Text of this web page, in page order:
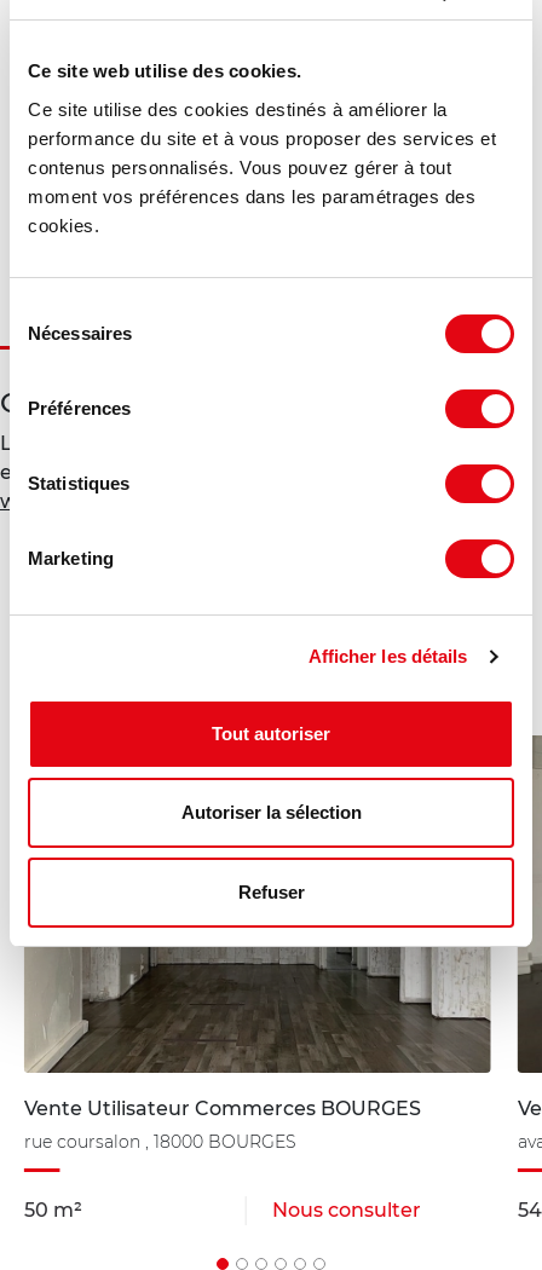
Ce site web utilise des cookies.
Ce site utilise des cookies destinés à améliorer la
performance du site et à vous proposer des services et
contenus personnalisés. Vous pouvez gérer à tout
moment vos préférences dans les paramétrages des
cookies.
Nécessaires
Préférences
Statistiques
Marketing
Afficher les détails
Tout autoriser
Autoriser la sélection
Refuser
Consommation énergétique :
Diagnostic en cours de réalisation
Gaz à effet de serre :
Géorisques
Les informations sur les risques auxquels ce bien est
exposé sont disponibles sur le site Géorisques :
www.georisques.gouv.fr
Ces annonces pourraient vous
Vente Utilisateur Commerces BOURGES
rue coursalon , 18000 BOURGES
50 m² Nous consulter